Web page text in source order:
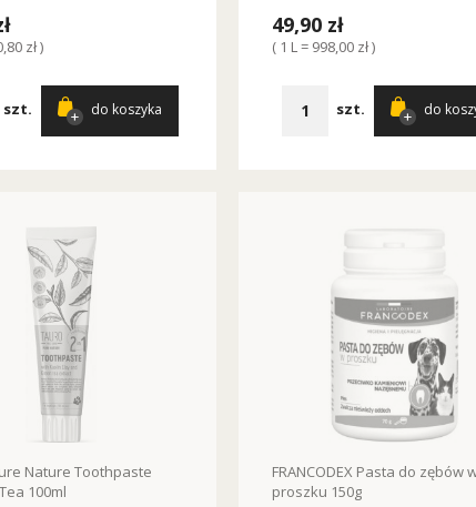
zł )
szt. do koszyka
49,90 zł
( 1 L = 998,00 zł )
szt. do
Nature Toothpaste
100ml
FRANCODEX Pasta do zębów
proszku 150g